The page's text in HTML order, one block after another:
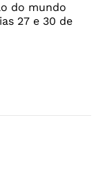
do mundo
27 e 30 de